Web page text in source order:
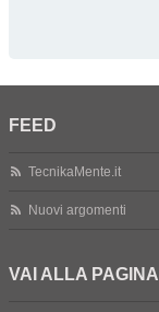
FEED
TecnikaMente.it
Nuovi argomenti
VAI ALLA PAGINA